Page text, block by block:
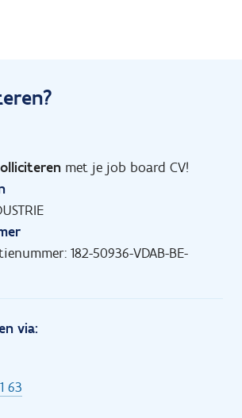
met je job board CV!
182-50936-VDAB-BE-
via:
63